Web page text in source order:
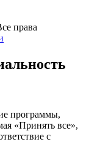
права
программы,
«Принять все»,
с